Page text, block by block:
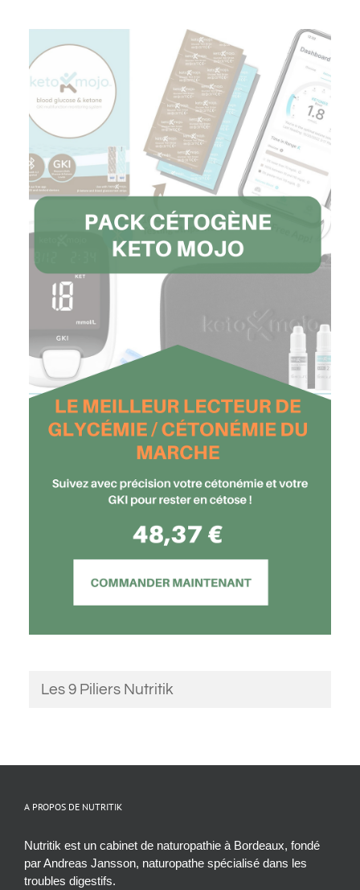
Les 9 Piliers Nutritik
A PROPOS DE NUTRITIK
Nutritik est un cabinet de naturopathie à Bordeaux, fondé
par Andreas Jansson, naturopathe spécialisé dans les
troubles digestifs.